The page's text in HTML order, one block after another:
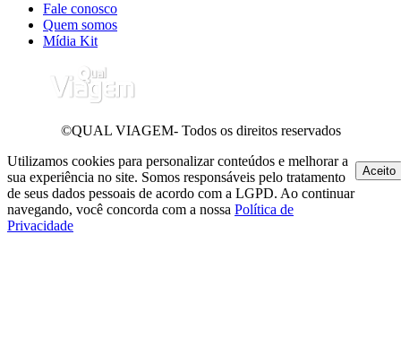
Fale conosco
Quem somos
Mídia Kit
©QUAL VIAGEM- Todos os direitos reservados
Utilizamos cookies para personalizar conteúdos e melhorar a
sua experiência no site. Somos responsáveis pelo tratamento
de seus dados pessoais de acordo com a LGPD. Ao continuar
navegando, você concorda com a nossa Política de
Privacidade
Aceito